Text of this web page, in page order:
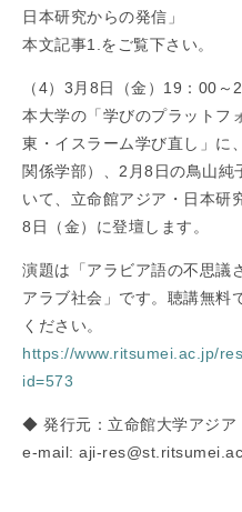
日本研究からの発信」
本文記事1.をご覧下さい。
（4）3月8日（金）19：00～
本大学の「学びのプラットフ
東・イスラーム学び直し」に
関係学部）、2月8日の鳥山
いて、立命館アジア・日本研
8日（金）に登壇します。
演題は「アラビア語の不思議
アラブ社会」です。聴講無料
ください。
https://www.ritsumei.ac.jp/
id=573
◆ 発行元：立命館大学アジア
e-mail: aji-